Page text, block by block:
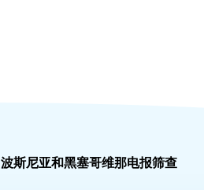
波斯尼亚和黑塞哥维那电报筛查